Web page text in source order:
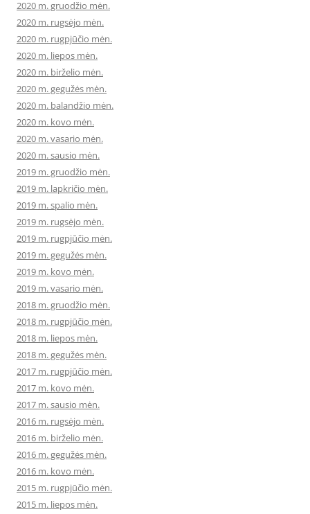
2020 m. gruodžio mėn.
2020 m. rugsėjo mėn.
2020 m. rugpjūčio mėn.
2020 m. liepos mėn.
2020 m. birželio mėn.
2020 m. gegužės mėn.
2020 m. balandžio mėn.
2020 m. kovo mėn.
2020 m. vasario mėn.
2020 m. sausio mėn.
2019 m. gruodžio mėn.
2019 m. lapkričio mėn.
2019 m. spalio mėn.
2019 m. rugsėjo mėn.
2019 m. rugpjūčio mėn.
2019 m. gegužės mėn.
2019 m. kovo mėn.
2019 m. vasario mėn.
2018 m. gruodžio mėn.
2018 m. rugpjūčio mėn.
2018 m. liepos mėn.
2018 m. gegužės mėn.
2017 m. rugpjūčio mėn.
2017 m. kovo mėn.
2017 m. sausio mėn.
2016 m. rugsėjo mėn.
2016 m. birželio mėn.
2016 m. gegužės mėn.
2016 m. kovo mėn.
2015 m. rugpjūčio mėn.
2015 m. liepos mėn.